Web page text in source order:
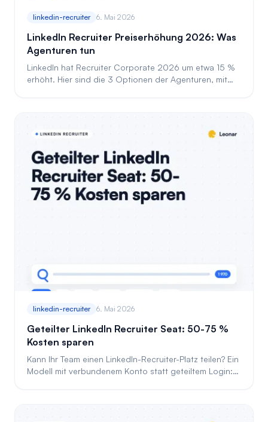
linkedin-recruiter 6. Mai 2026
LinkedIn Recruiter Preiserhöhung 2026: Was
Agenturen tun
LinkedIn hat Recruiter Corporate 2026 um etwa 15 %
erhöht. Hier sind die 3 Optionen der Agenturen, mit
linkedin-recruiter 6. Mai 2026
Geteilter LinkedIn Recruiter Seat: 50-75 %
Kosten sparen
Kann Ihr Team einen LinkedIn-Recruiter-Platz teilen? Ein
Modell mit verbundenem Konto statt geteiltem Login: